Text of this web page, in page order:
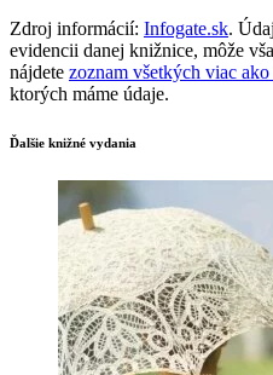
Zdroj informácií: Infogate.sk.
evidencii danej knižnice, môže
nájdete zoznam všetkých viac
ktorých máme údaje.
Ďalšie knižné vydania